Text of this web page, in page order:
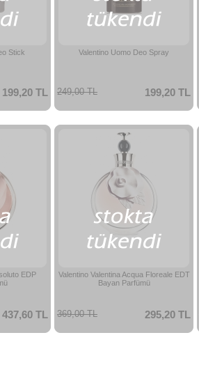
Stick
199,20 TL
Valentino Uomo Deo Spray
199,20 TL
249,00 TL
EDP
437,60 TL
Valentino Valentina Acqua Floreale EDT
Bayan Parfümü
295,20 TL
369,00 TL